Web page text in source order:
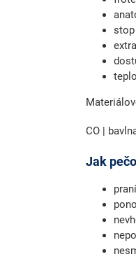
CO |
Jak